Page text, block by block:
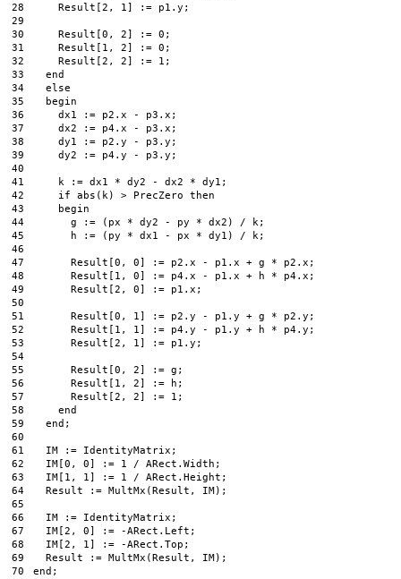
28
29
30
31
32
33
34
35
36
37
38
39
40
41
42
43
44
45
46
47
48
49
50
51
52
53
54
55
56
57
58
59
60
61
62
63
64
65
66
67
68
69
70
Result
2 , 1 : = p1 . y ;
Result 0 , 2 : = 0 ;
Result
1 , 2 : = 0 ;
Result
2 , 2 : = 1 ;
end
else
begin
dx1
: = p2 . x - p3 . x ;
dx2
: = p4. x - p3 . x ;
dy1
: = p2 . y - p3 . y ;
dy2
: = p4. y - p3 . y ;
k : = dx1 * dy2 - dx2 * dy1 ;
if
abs ( k) > PrecZero then
begin
g
: = ( px * dy2 - py * dx2 ) / k;
h
: = ( py * dx1 - px * dy1 ) / k;
Result 0 , 0 : = p2 . x - p1 . x + g * p2 . x ;
Result
1 , 0 : = p4. x - p1 . x + h * p4. x ;
Result
2 , 0 : = p1 . x ;
Result 0 , 1 : = p2 . y - p1 . y + g * p2 . y ;
Result
1 , 1 : = p4. y - p1 . y + h * p4. y ;
Result
2 , 1 : = p1 . y ;
Result 0 , 2 : = g ;
Result
1 , 2 : = h ;
Result
2 , 2 : = 1 ;
end
end ;
IM : = IdentityMatrix ;
IM
0 , 0 : = 1 / ARect . Width ;
IM
1 , 1 : = 1 / ARect . Height ;
Result
: = MultMx ( Result , IM ) ;
IM : = IdentityMatrix ;
IM
2 , 0 : = -ARect . Left ;
IM
2 , 1 : = -ARect . Top ;
Result
: = MultMx ( Result , IM ) ;
end ;